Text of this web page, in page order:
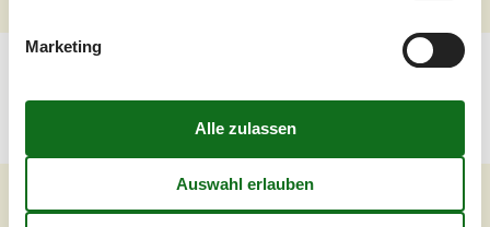
Familien Ferienhäuser
Strand
Marketing